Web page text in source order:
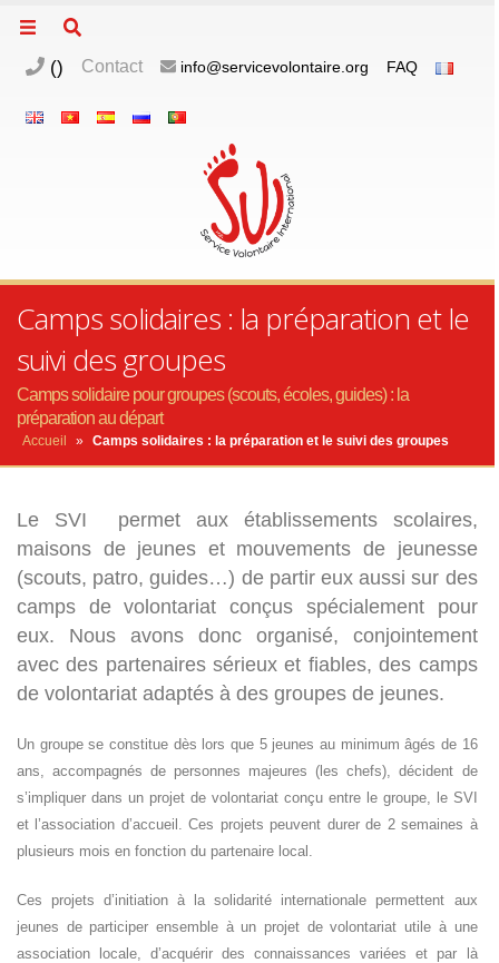
() Contact info@servicevolontaire.org FAQ
Camps solidaires : la préparation et le
suivi des groupes
Camps solidaire pour groupes (scouts, écoles, guides) : la
préparation au départ
Accueil » Camps solidaires : la préparation et le suivi des groupes
Le SVI permet aux établissements scolaires,
maisons de jeunes et mouvements de jeunesse
(scouts, patro, guides…) de partir eux aussi sur des
camps de volontariat conçus spécialement pour
eux. Nous avons donc organisé, conjointement
avec des partenaires sérieux et fiables, des camps
de volontariat adaptés à des groupes de jeunes.
Un groupe se constitue dès lors que 5 jeunes au minimum âgés de 16
ans, accompagnés de personnes majeures (les chefs), décident de
s’impliquer dans un projet de volontariat conçu entre le groupe, le SVI
et l’association d’accueil. Ces projets peuvent durer de 2 semaines à
plusieurs mois en fonction du partenaire local.
Ces projets d’initiation à la solidarité internationale permettent aux
jeunes de participer ensemble à un projet de volontariat utile à une
association locale, d’acquérir des connaissances variées et par là
Russie
Pérou
Chine
Espagne
Brésil
VietNam
Groupe
SVE